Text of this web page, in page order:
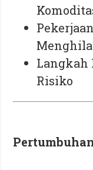
Langkah
Risiko